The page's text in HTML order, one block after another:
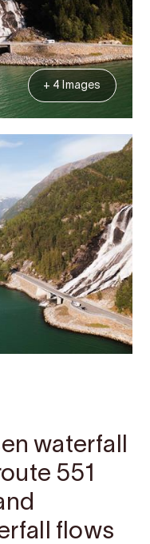
+ 4 Images
waterfall
551
flows